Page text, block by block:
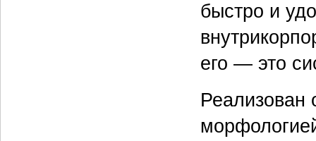
быстро и
его — это
Реализован